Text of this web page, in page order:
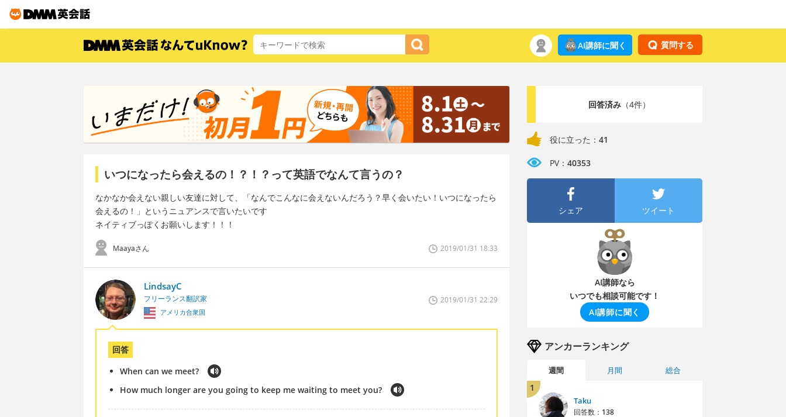
質問する
AI講師に聞く
いつになったら会えるの！？！？って英語でなんて言うの？
なかなか会えない親しい友達に対して、「なんでこんなに会えないんだろう？早く会いたい！いつになったら
会えるの！」というニュアンスで言いたいです
ネイティブっぽくお願いします！！！
Maayaさん 2019/01/31 18:33
LindsayC
フリーランス翻訳家
アメリカ合衆国
2019/01/31 22:29
回答
When can we meet?
How much longer are you going to keep me waiting to meet you?
回答済み（4件）
役に立った： 41
PV： 40353
シェア ツイート
AI講師なら
いつでも相談可能です！
AI講師に聞く
アンカーランキング
週間 月間 総合
1
Taku
回答数： 138